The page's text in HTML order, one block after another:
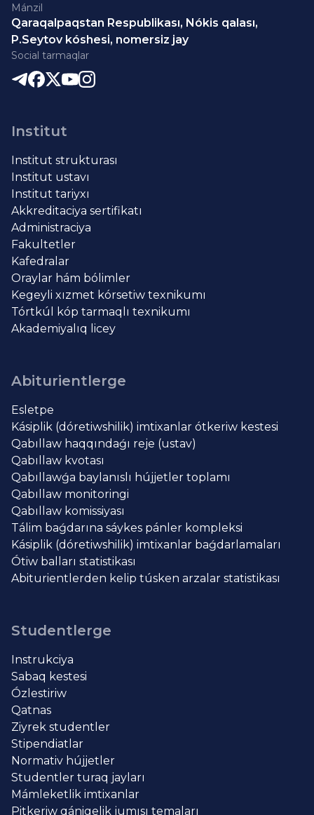
Mánzil
Qaraqalpaqstan Respublikası, Nókis qalası,
P.Seytov kóshesi, nomersiz jay
Social tarmaqlar
Institut
Institut strukturası
Institut ustavı
Institut tariyxı
Akkreditaciya sertifikatı
Administraciya
Fakultetler
Kafedralar
Oraylar hám bólimler
Kegeyli xızmet kórsetiw texnikumı
Tórtkúl kóp tarmaqlı texnikumı
Akademiyalıq licey
Abiturientlerge
Esletpe
Kásiplik (dóretiwshilik) imtixanlar ótkeriw kestesi
Qabıllaw haqqındaǵı reje (ustav)
Qabıllaw kvotası
Qabıllawǵa baylanıslı hújjetler toplamı
Qabıllaw monitoringi
Qabıllaw komissiyası
Tálim baǵdarına sáykes pánler kompleksi
Kásiplik (dóretiwshilik) imtixanlar baǵdarlamaları
Ótiw balları statistikası
Abiturientlerden kelip túsken arzalar statistikası
Studentlerge
Instrukciya
Sabaq kestesi
Ózlestiriw
Qatnas
Ziyrek studentler
Stipendiatlar
Normativ hújjetler
Studentler turaq jayları
Mámleketlik imtixanlar
Pitkeriw qánigelik jumısı temaları